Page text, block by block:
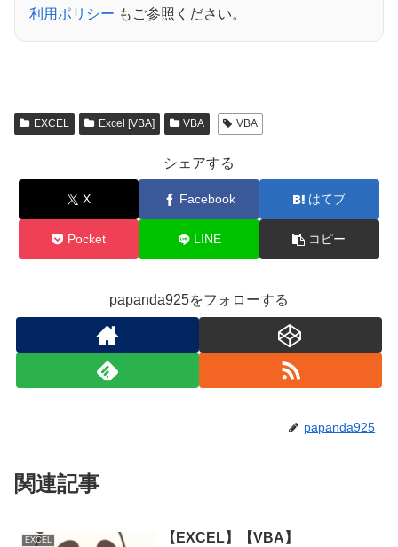
利用ポリシー もご参照ください。
EXCEL Excel [VBA] VBA VBA
シェアする
X Facebook はてブ
Pocket LINE コピー
papanda925をフォローする
papanda925
関連記事
EXCEL
【EXCEL】【VBA】